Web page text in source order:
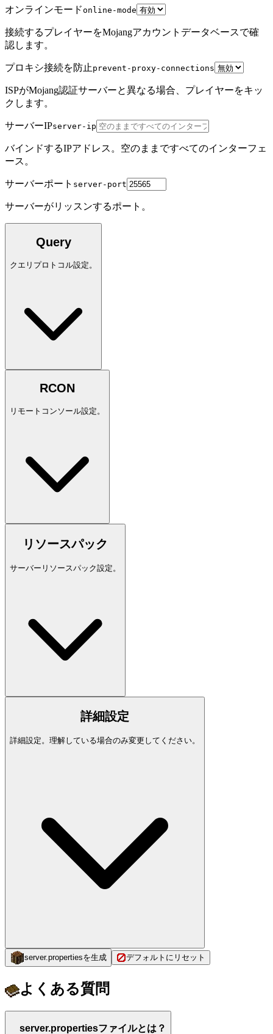
オンラインモードonline-mode
接続するプレイヤーをMojangアカウントデータベースで確
認します。
プロキシ接続を防止 prevent-proxy-connections
ISPがMojang認証サーバーと異なる場合、プレイヤーをキッ
クします。
サーバーIPserver-ip
バインドするIPアドレス。空のままですべてのインターフェ
ース。
サーバーポート server-port
サーバーがリッスンするポート。
Query
クエリプロトコル設定。
RCON
リモートコンソール設定。
リソースパック
サーバーリソースパック設定。
詳細設定
詳細設定。理解している場合のみ変更してください。
server.propertiesを生成 デフォルトにリセット
よくある質問
server.propertiesファイルとは？